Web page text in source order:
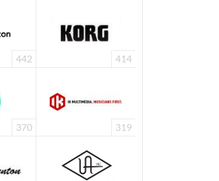
442 414
370 319